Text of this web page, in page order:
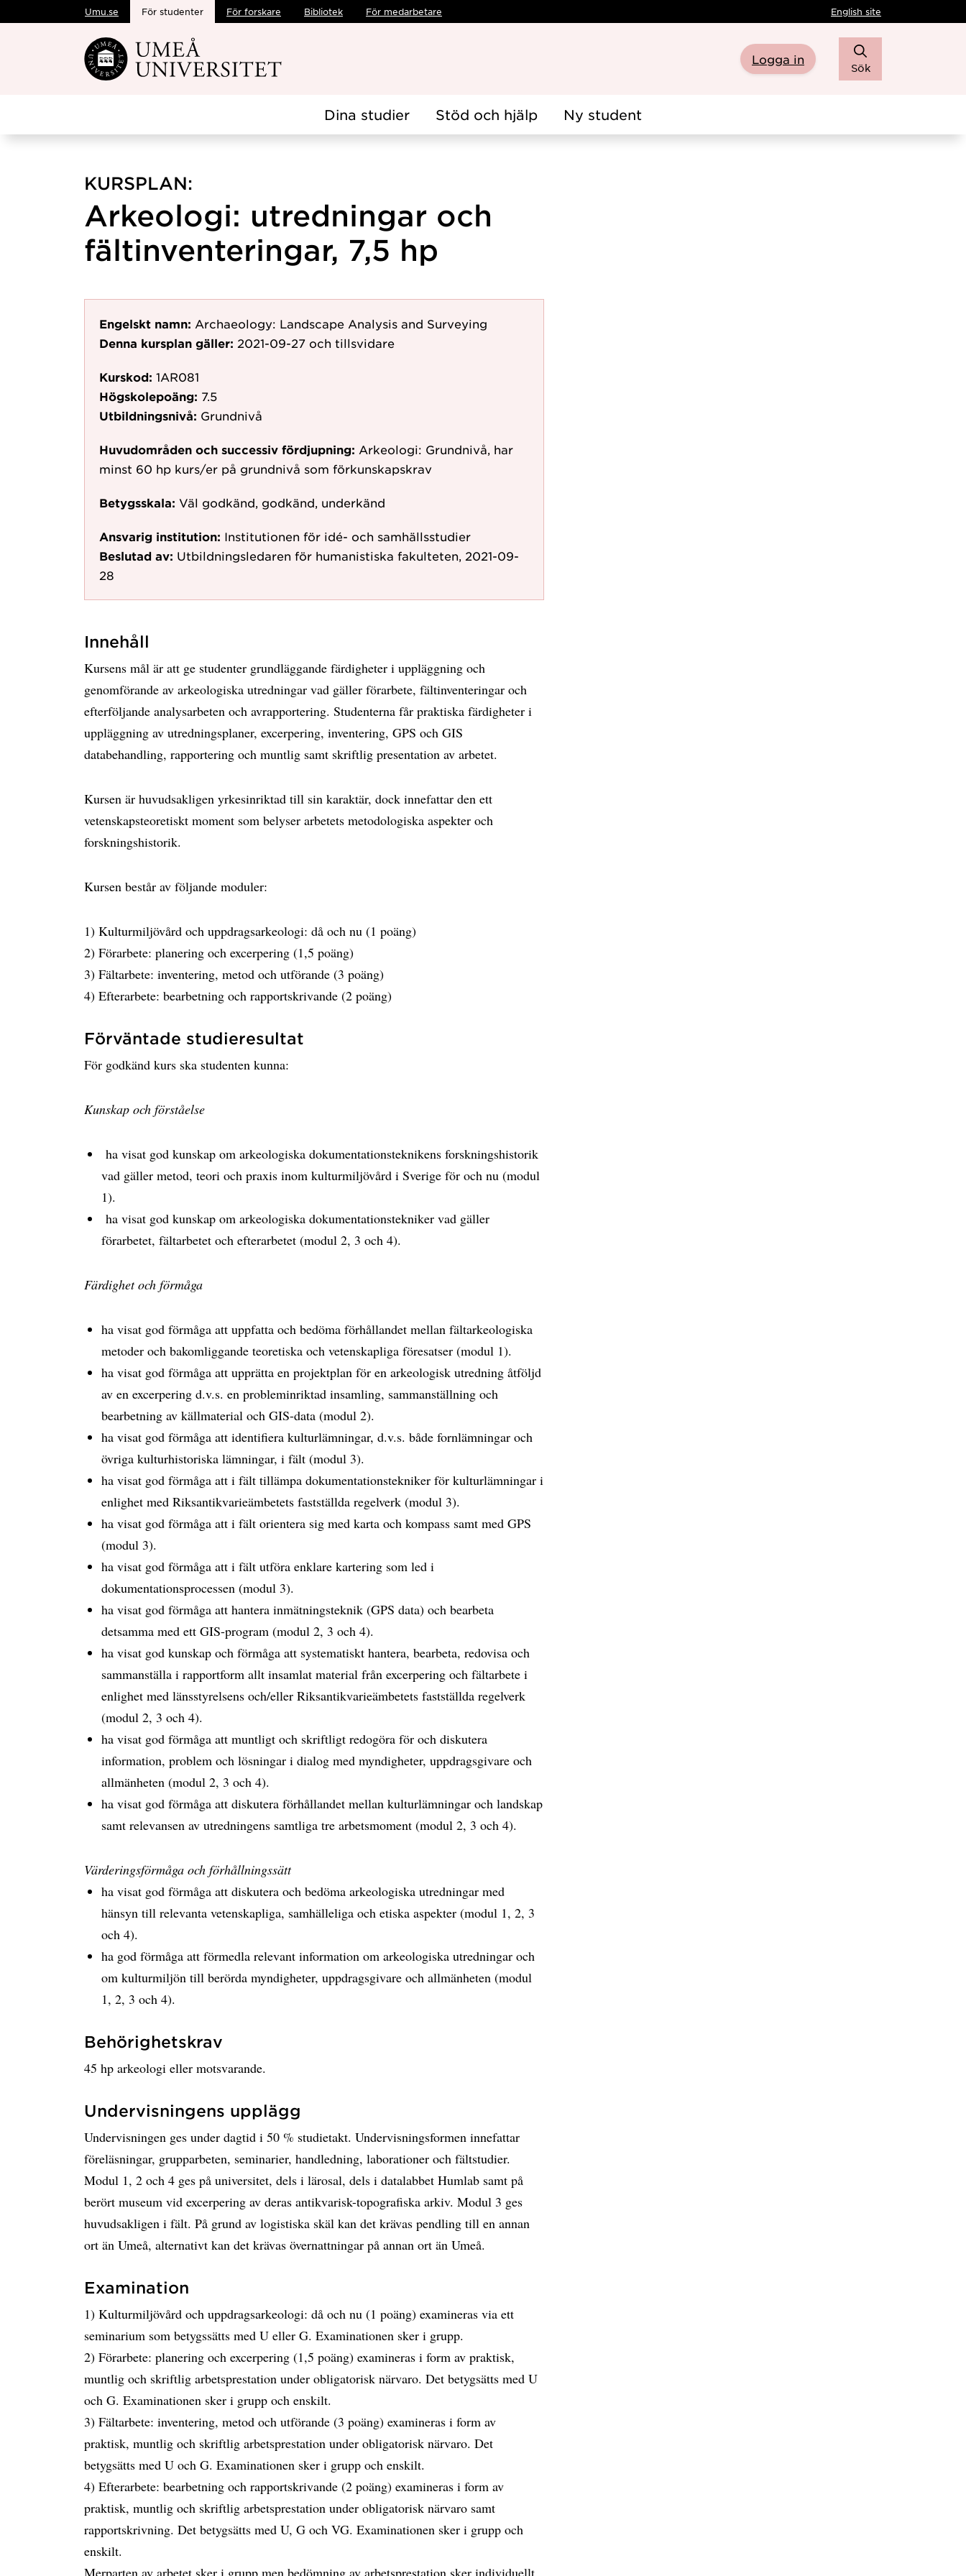
Hoppa direkt till innehållet
Umu.se För studenter För forskare Bibliotek För medarbetare English site
Logga in
Sök
Dina studier Stöd och hjälp Ny student
KURSPLAN:
Arkeologi: utredningar och
fältinventeringar, 7,5 hp
Engelskt namn: Archaeology: Landscape Analysis and Surveying
Denna kursplan gäller: 2021-09-27 och tillsvidare
Kurskod: 1AR081
Högskolepoäng: 7.5
Utbildningsnivå: Grundnivå
Huvudområden och successiv fördjupning: Arkeologi: Grundnivå, har
minst 60 hp kurs/er på grundnivå som förkunskapskrav
Betygsskala: Väl godkänd, godkänd, underkänd
Ansvarig institution: Institutionen för idé- och samhällsstudier
Beslutad av: Utbildningsledaren för humanistiska fakulteten, 2021-09-
28
Innehåll
Kursens mål är att ge studenter grundläggande färdigheter i uppläggning och
genomförande av arkeologiska utredningar vad gäller förarbete, fältinventeringar och
efterföljande analysarbeten och avrapportering. Studenterna får praktiska färdigheter i
uppläggning av utredningsplaner, excerpering, inventering, GPS och GIS
databehandling, rapportering och muntlig samt skriftlig presentation av arbetet.
Kursen är huvudsakligen yrkesinriktad till sin karaktär, dock innefattar den ett
vetenskapsteoretiskt moment som belyser arbetets metodologiska aspekter och
forskningshistorik.
Kursen består av följande moduler:
1) Kulturmiljövård och uppdragsarkeologi: då och nu (1 poäng)
2) Förarbete: planering och excerpering (1,5 poäng)
3) Fältarbete: inventering, metod och utförande (3 poäng)
4) Efterarbete: bearbetning och rapportskrivande (2 poäng)
Förväntade studieresultat
För godkänd kurs ska studenten kunna:
Kunskap och förståelse
ha visat god kunskap om arkeologiska dokumentationsteknikens forskningshistorik
vad gäller metod, teori och praxis inom kulturmiljövård i Sverige för och nu (modul
1).
ha visat god kunskap om arkeologiska dokumentationstekniker vad gäller
förarbetet, fältarbetet och efterarbetet (modul 2, 3 och 4).
Färdighet och förmåga
ha visat god förmåga att uppfatta och bedöma förhållandet mellan fältarkeologiska
metoder och bakomliggande teoretiska och vetenskapliga föresatser (modul 1).
ha visat god förmåga att upprätta en projektplan för en arkeologisk utredning åtföljd
av en excerpering d.v.s. en probleminriktad insamling, sammanställning och
bearbetning av källmaterial och GIS-data (modul 2).
ha visat god förmåga att identifiera kulturlämningar, d.v.s. både fornlämningar och
övriga kulturhistoriska lämningar, i fält (modul 3).
ha visat god förmåga att i fält tillämpa dokumentationstekniker för kulturlämningar i
enlighet med Riksantikvarieämbetets fastställda regelverk (modul 3).
ha visat god förmåga att i fält orientera sig med karta och kompass samt med GPS
(modul 3).
ha visat god förmåga att i fält utföra enklare kartering som led i
dokumentationsprocessen (modul 3).
ha visat god förmåga att hantera inmätningsteknik (GPS data) och bearbeta
detsamma med ett GIS-program (modul 2, 3 och 4).
ha visat god kunskap och förmåga att systematiskt hantera, bearbeta, redovisa och
sammanställa i rapportform allt insamlat material från excerpering och fältarbete i
enlighet med länsstyrelsens och/eller Riksantikvarieämbetets fastställda regelverk
(modul 2, 3 och 4).
ha visat god förmåga att muntligt och skriftligt redogöra för och diskutera
information, problem och lösningar i dialog med myndigheter, uppdragsgivare och
allmänheten (modul 2, 3 och 4).
ha visat god förmåga att diskutera förhållandet mellan kulturlämningar och landskap
samt relevansen av utredningens samtliga tre arbetsmoment (modul 2, 3 och 4).
Värderingsförmåga och förhållningssätt
ha visat god förmåga att diskutera och bedöma arkeologiska utredningar med
hänsyn till relevanta vetenskapliga, samhälleliga och etiska aspekter (modul 1, 2, 3
och 4).
ha god förmåga att förmedla relevant information om arkeologiska utredningar och
om kulturmiljön till berörda myndigheter, uppdragsgivare och allmänheten (modul
1, 2, 3 och 4).
Behörighetskrav
45 hp arkeologi eller motsvarande.
Undervisningens upplägg
Undervisningen ges under dagtid i 50 % studietakt. Undervisningsformen innefattar
föreläsningar, grupparbeten, seminarier, handledning, laborationer och fältstudier.
Modul 1, 2 och 4 ges på universitet, dels i lärosal, dels i datalabbet Humlab samt på
berört museum vid excerpering av deras antikvarisk-topografiska arkiv. Modul 3 ges
huvudsakligen i fält. På grund av logistiska skäl kan det krävas pendling till en annan
ort än Umeå, alternativt kan det krävas övernattningar på annan ort än Umeå.
Examination
1) Kulturmiljövård och uppdragsarkeologi: då och nu (1 poäng) examineras via ett
seminarium som betygssätts med U eller G. Examinationen sker i grupp.
2) Förarbete: planering och excerpering (1,5 poäng) examineras i form av praktisk,
muntlig och skriftlig arbetsprestation under obligatorisk närvaro. Det betygsätts med U
och G. Examinationen sker i grupp och enskilt.
3) Fältarbete: inventering, metod och utförande (3 poäng) examineras i form av
praktisk, muntlig och skriftlig arbetsprestation under obligatorisk närvaro. Det
betygsätts med U och G. Examinationen sker i grupp och enskilt.
4) Efterarbete: bearbetning och rapportskrivande (2 poäng) examineras i form av
praktisk, muntlig och skriftlig arbetsprestation under obligatorisk närvaro samt
rapportskrivning. Det betygsätts med U, G och VG. Examinationen sker i grupp och
enskilt.
Merparten av arbetet sker i grupp men bedömning av arbetsprestation sker individuellt.